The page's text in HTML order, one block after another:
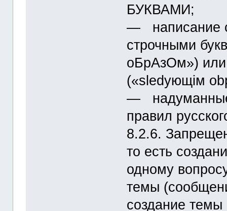
БУКВАМИ;
― написание
строчными
оБрАзОм») или
(«slеdующiм
― надуманные
правил
8.2.6.
то есть
одному
темы
создание